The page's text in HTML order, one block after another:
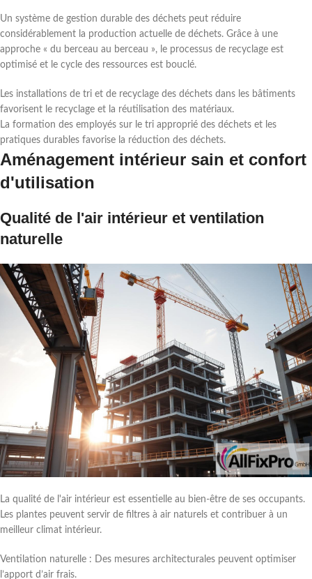
Un système de gestion durable des déchets peut réduire
considérablement la production actuelle de déchets. Grâce à une
approche « du berceau au berceau », le processus de recyclage est
optimisé et le cycle des ressources est bouclé.
Les installations de tri et de recyclage des déchets dans les bâtiments
favorisent le recyclage et la réutilisation des matériaux.
La formation des employés sur le tri approprié des déchets et les
pratiques durables favorise la réduction des déchets.
Aménagement intérieur sain et confort
d'utilisation
Qualité de l'air intérieur et ventilation
naturelle
La qualité de l'air intérieur est essentielle au bien-être de ses occupants.
Les plantes peuvent servir de filtres à air naturels et contribuer à un
meilleur climat intérieur.
Ventilation naturelle : Des mesures architecturales peuvent optimiser
l’apport d’air frais.